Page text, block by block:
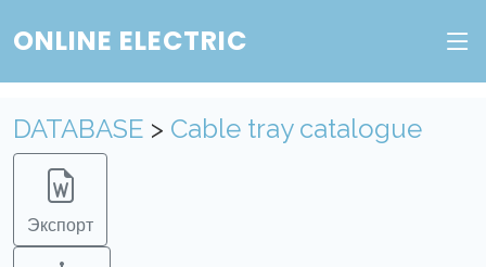
ONLINE ELECTRIC
DATABASE > Cable tray catalogue
Экспорт